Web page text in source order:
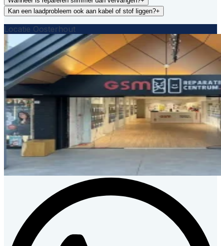
Kan een laadprobleem ook aan kabel of stof liggen?+
Locatie Oosterhout